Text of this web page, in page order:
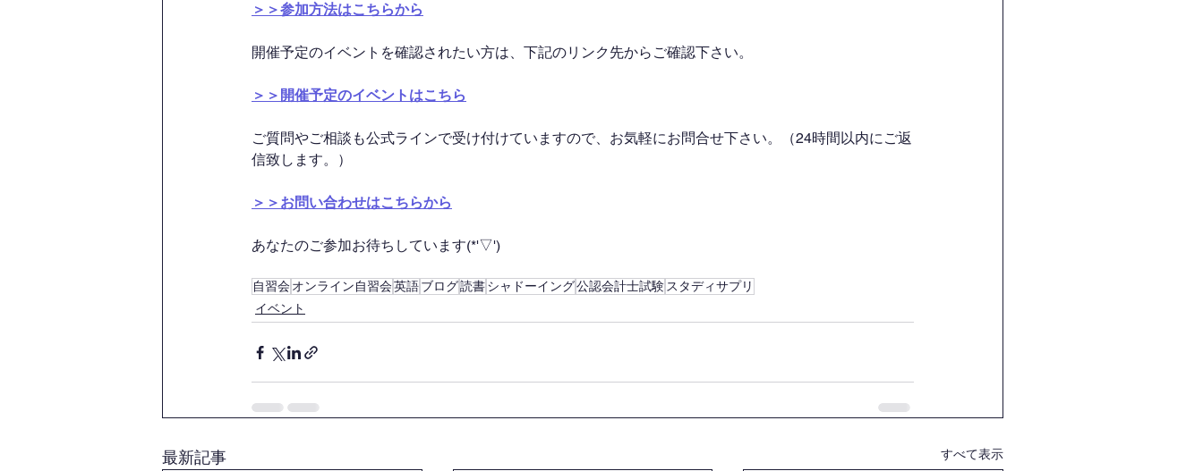
＞＞参加方法はこちらから
開催予定のイベントを確認されたい方は、下記のリンク先からご確認下さい。
＞＞開催予定のイベントはこちら
ご質問やご相談も公式ラインで受け付けていますので、お気軽にお問合せ下さい。（24時間以内にご返
信致します。）
＞＞お問い合わせはこちらから
あなたのご参加お待ちしています(*'▽')
自習会オンライン自習会英語ブログ読書シャドーイング公認会計士試験スタディサプリ
イベント
最新記事 すべて表示